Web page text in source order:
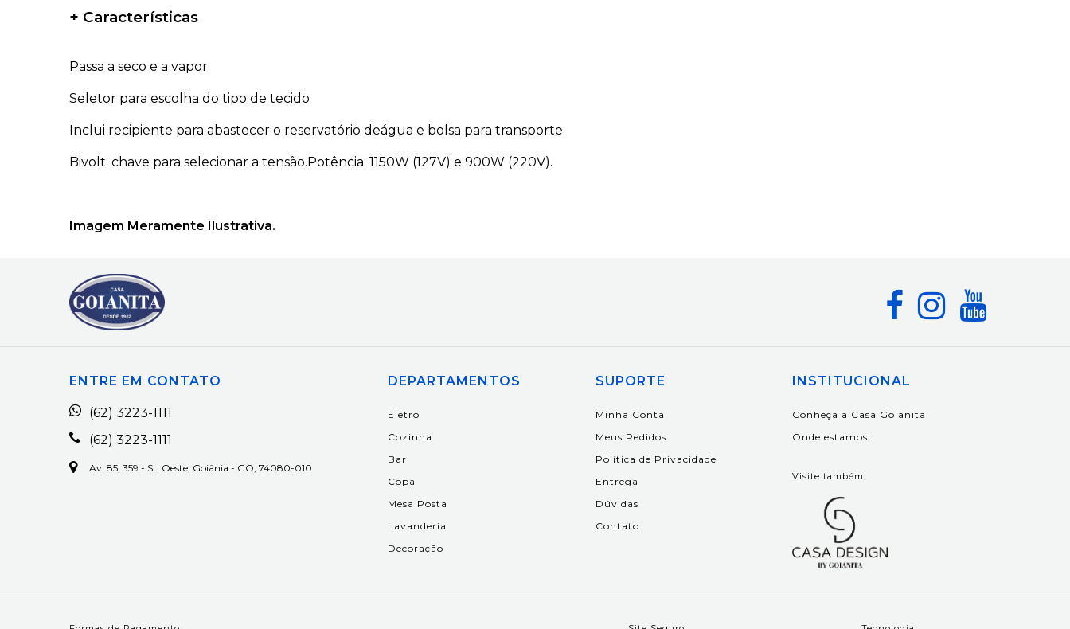
+ Características
Passa a seco e a vapor
Seletor para escolha do tipo de tecido
Inclui recipiente para abastecer o reservatório deágua e bolsa para transporte
Bivolt: chave para selecionar a tensão.Potência: 1150W (127V) e 900W (220V).
Imagem Meramente Ilustrativa.
ENTRE EM CONTATO
(62) 3223-1111
(62) 3223-1111
Av. 85, 359 - St. Oeste, Goiânia - GO, 74080-010
DEPARTAMENTOS
Eletro
Cozinha
Bar
Copa
Mesa Posta
Lavanderia
Decoração
SUPORTE
Minha Conta
Meus Pedidos
Política de Privacidade
Entrega
Dúvidas
Contato
INSTITUCIONAL
Conheça a Casa Goianita
Onde estamos
Visite também: